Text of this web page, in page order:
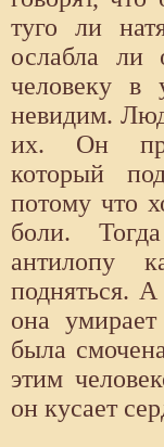
туго ли
ослабла ли
человеку
невидим.
их. Он
который
потому что
боли.
антилопу
подняться.
она
была
этим
он кусает